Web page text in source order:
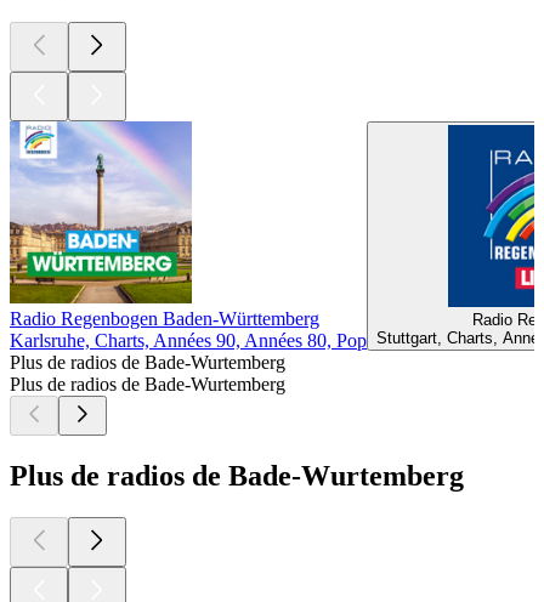
Radio Regenbogen Baden-Württemberg
Karlsruhe, Charts, Années 90, Années 80, Pop
Radio
Stuttgart, Charts,
Plus de radios de Bade-Wurtemberg
Plus de radios de Bade-Wurtemberg
Plus de radios de Bade-Wurtemberg